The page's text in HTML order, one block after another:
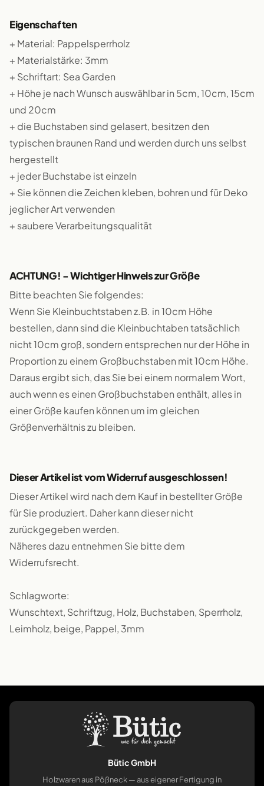
Eigenschaften
+ Material: Pappelsperrholz
+ Materialstärke: 3mm
+ Schriftart: Sea Garden
+ Höhe je nach Wunsch auswählbar in 5cm, 10cm, 15cm
und 20cm
+ die Buchstaben sind gelasert, besitzen den
typischen braunen Rand und werden durch uns selbst
hergestellt
+ jeder Buchstabe ist einzeln
+ Sie können die Zeichen kleben, bohren und für Deko
jeglicher Art verwenden
+ saubere Verarbeitungsqualität
ACHTUNG! - Wichtiger Hinweis zur Größe
Bitte beachten Sie folgendes:
Wenn Sie Kleinbuchtstaben z.B. in 10cm Höhe
bestellen, dann sind die Kleinbuchtaben tatsächlich
nicht 10cm groß, sondern entsprechen nur der Höhe in
Proportion zu einem Großbuchstaben mit 10cm Höhe.
Daraus ergibt sich, das Sie bei einem normalem Wort,
auch wenn es einen Großbuchstaben enthält, alles in
einer Größe kaufen können um im gleichen
Größenverhältnis zu bleiben.
Dieser Artikel ist vom Widerruf ausgeschlossen!
Dieser Artikel wird nach dem Kauf in bestellter Größe
für Sie produziert. Daher kann dieser nicht
zurückgegeben werden.
Näheres dazu entnehmen Sie bitte dem
Widerrufsrecht.
Schlagworte:
Wunschtext, Schriftzug, Holz, Buchstaben, Sperrholz,
Leimholz, beige, Pappel, 3mm
Bütic GmbH
Holzwaren aus Pößneck — aus eigener Fertigung in